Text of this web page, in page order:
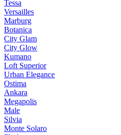
Tessa
Versailles
Marburg
Botanica
City Glam
City Glow
Kumano
Loft Superior
Urban Elegance
Ostima
Ankara
Megapolis
Male
Silvia
Monte Solaro